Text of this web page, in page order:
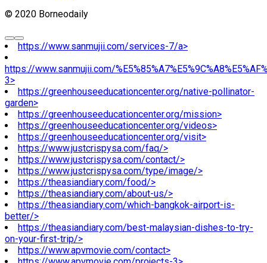
© 2020 Borneodaily
https://www.sanmujii.com/services-7/a>
https://www.sanmujii.com/
3>
https://greenhouseeducationcenter.org/native-pollinator-
garden>
https://greenhouseeducationcenter.org/mission>
https://greenhouseeducationcenter.org/videos>
https://greenhouseeducationcenter.org/visit>
https://www.justcrispysa.com/faq/>
https://www.justcrispysa.com/contact/>
https://www.justcrispysa.com/type/image/>
https://theasiandiary.com/food/>
https://theasiandiary.com/about-us/>
https://theasiandiary.com/which-bangkok-airport-is-
better/>
https://theasiandiary.com/best-malaysian-dishes-to-try-
on-your-first-trip/>
https://www.apvmovie.com/contact>